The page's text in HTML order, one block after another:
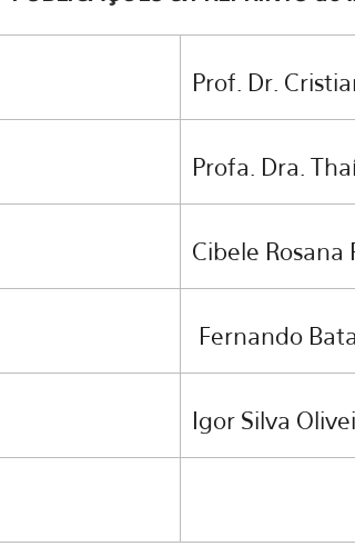
Prof. Dr.
Profa. Dra.
Cibele Rosana
Fernando
Igor Silva